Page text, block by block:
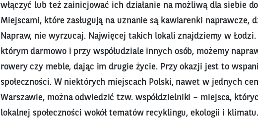
włączyć lub też zainicjować ich działanie na możliwą dla siebie
Miejscami, które zasługują na uznanie są kawiarenki naprawcze,
Napraw, nie wyrzucaj. Najwięcej takich lokali znajdziemy w
którym darmowo i przy współudziale innych osób, możemy
rowery czy meble, dając im drugie życie. Przy okazji jest to
społeczności. W niektórych miejscach Polski, nawet w jednych
Warszawie, można odwiedzić tzw. współdzielniki – miejsca,
lokalnej społeczności wokół tematów recyklingu, ekologii i